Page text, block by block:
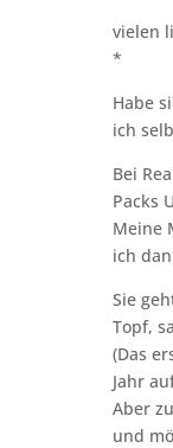
vielen
*
Habe
ich
Bei
Packs
Meine
ich
Sie
Topf,
(Das
Jahr
Aber
und